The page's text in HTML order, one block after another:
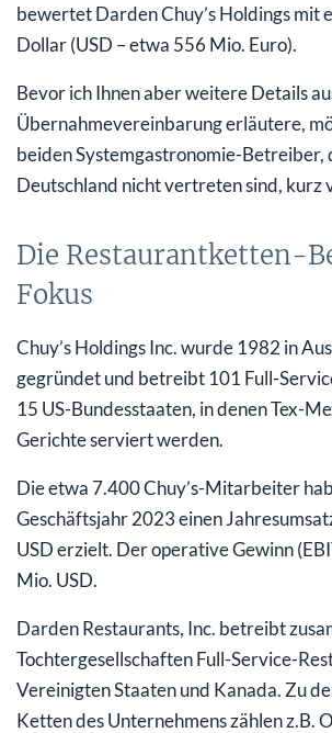
bewertet Darden Chuy’s Holdings mit
Dollar (USD – etwa 556 Mio. Euro).
Bevor ich Ihnen aber weitere Details
Übernahmevereinbarung erläutere,
beiden Systemgastronomie-Betreiber,
Deutschland nicht vertreten sind, kurz
Die Restaurantketten-
Chuy’s Holdings Inc. wurde 1982 in
gegründet und betreibt 101 Full-
15 US-Bundesstaaten, in denen Tex-
Gerichte serviert werden.
Die etwa 7.400 Chuy’s-Mitarbeiter
Geschäftsjahr 2023 einen
USD erzielt. Der operative Gewinn
Mio. USD.
Darden Restaurants, Inc. betreibt
Tochtergesellschaften Full-Service-
Vereinigten Staaten und Kanada. Zu
Ketten des Unternehmens zählen z.B.